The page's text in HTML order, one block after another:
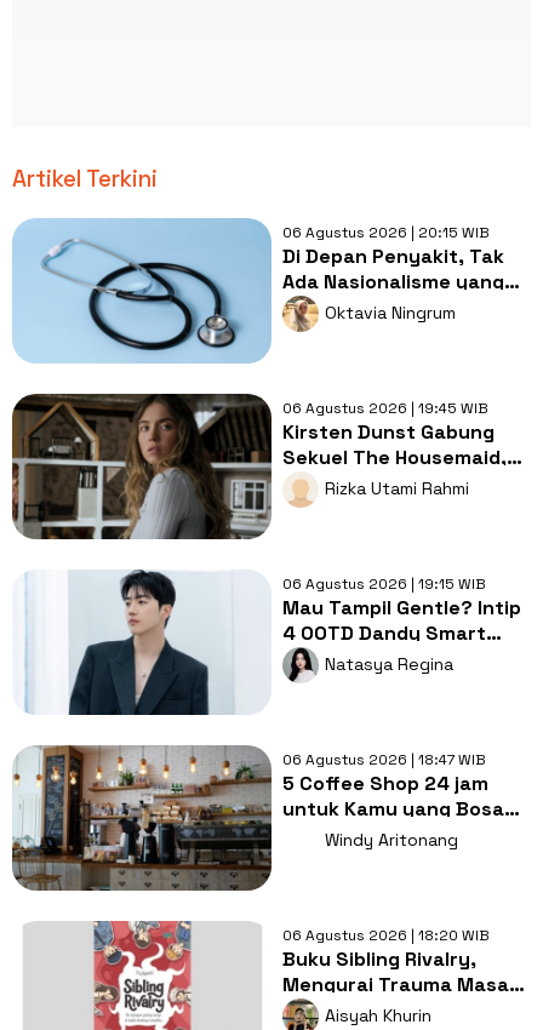
Artikel Terkini
06 Agustus 2026 | 20:15 WIB
Di Depan Penyakit, Tak
Ada Nasionalisme yang
Lebih Penting dari
Kesembuhan
Oktavia Ningrum
06 Agustus 2026 | 19:45 WIB
Kirsten Dunst Gabung
Sekuel The Housemaid,
Intip Sinopsis dan Jadwal
Tayang
Rizka Utami Rahmi
06 Agustus 2026 | 19:15 WIB
Mau Tampil Gentle? Intip
4 OOTD Dandy Smart
Casual ala Kang Hoon
Natasya Regina
06 Agustus 2026 | 18:47 WIB
5 Coffee Shop 24 jam
untuk Kamu yang Bosan
Nugas di Kos
Windy Aritonang
06 Agustus 2026 | 18:20 WIB
Buku Sibling Rivalry,
Mengurai Trauma Masa
Kecil dan Persaingan
Aisyah Khurin